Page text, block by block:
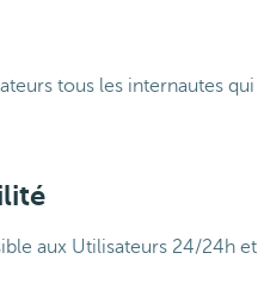
tous les internautes
aux Utilisateurs 24/24h